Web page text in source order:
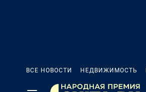
ВСЕ НОВОСТИ НЕДВИЖИМОСТЬ